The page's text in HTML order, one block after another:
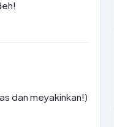
dan meyakinkan!)